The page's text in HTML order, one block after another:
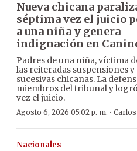
Nueva chicana
séptima vez el juicio
a una niña y genera
indignación en
Padres de una niña, víctima
las reiteradas suspensiones
sucesivas chicanas. La
miembros del tribunal y
vez el juicio.
Agosto 6, 2026 05:02 p. m. ·
Nacionales